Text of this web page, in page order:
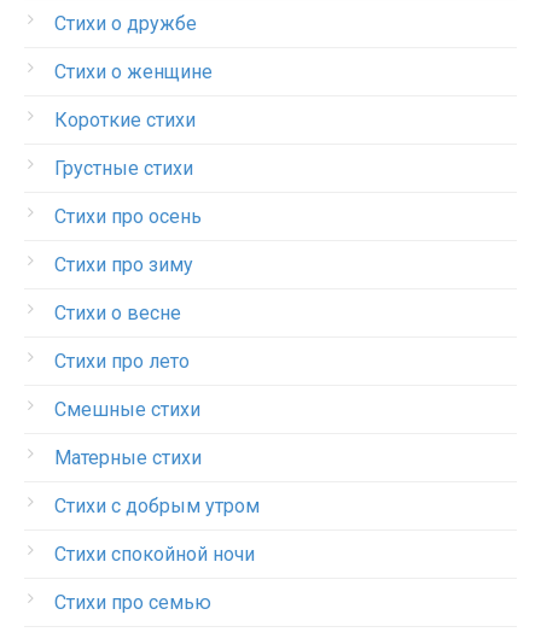
Стихи о дружбе
Стихи о женщине
Короткие стихи
Грустные стихи
Стихи про осень
Стихи про зиму
Стихи о весне
Стихи про лето
Смешные стихи
Матерные стихи
Стихи с добрым утром
Стихи спокойной ночи
Стихи про семью